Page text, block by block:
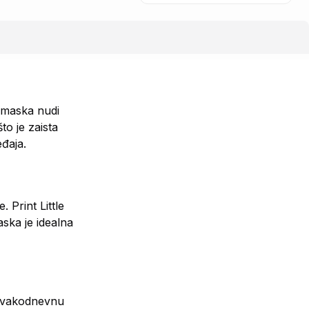
nudi
je zaista
Print Little
je idealna